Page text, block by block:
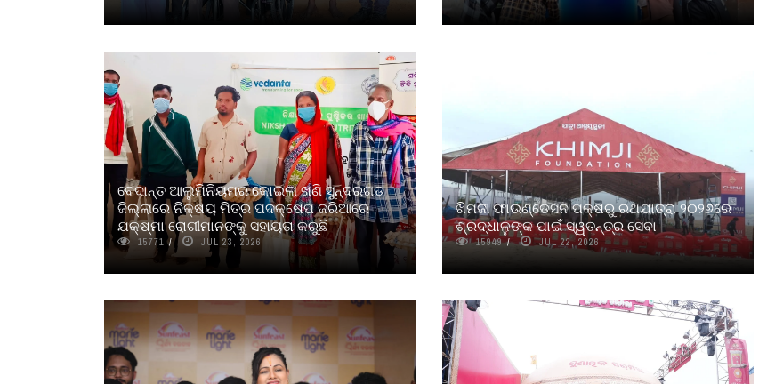
ବେଦାନ୍ତ ଆଲୁମିନିୟମର କୋଇଲା ଖଣି ସୁନ୍ଦରଗଡ
ଜିଲ୍ଲାରେ ନିକ୍ଷୟ ମିତ୍ର ପଦକ୍ଷେପ ଜରିଆରେ
ଯକ୍ଷ୍ମା ରୋଗୀମାନଙ୍କୁ ସହାୟତା କରୁଛି
15771 JUL 23, 2026
ଖିମଜୀ ଫାଉଣ୍ଡେସନ ପକ୍ଷରୁ ରଥଯାତ୍ରା ୨୦୨୬ରେ
ଶ୍ରଦ୍ଧାଳୁଙ୍କ ପାଇଁ ସ୍ୱତନ୍ତ୍ର ସେବା
15949 JUL 22, 2026